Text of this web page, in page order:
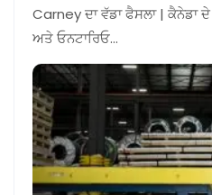
Carney ਦਾ ਵੱਡਾ ਫੈਸਲਾ | ਕੈਨੇਡਾ
ਅਤੇ ਓਨਟਾਰਿਓ…